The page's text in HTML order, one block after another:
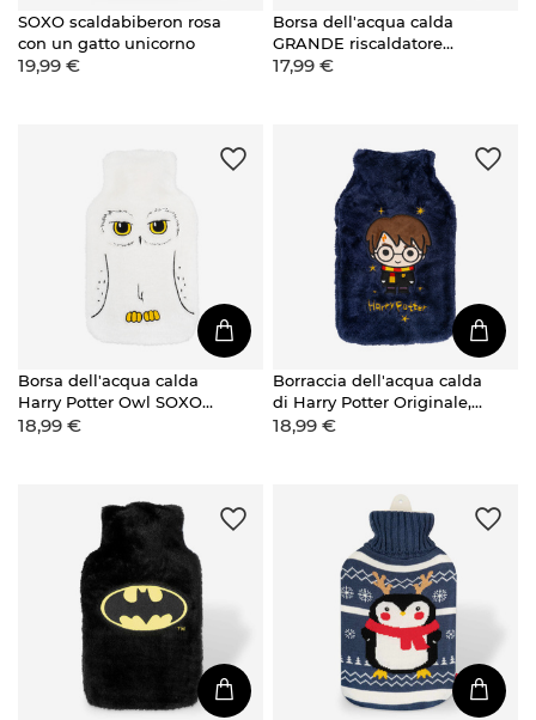
SOXO scaldabiberon rosa
con un gatto unicorno
19,99 €
Borsa dell'acqua calda
GRANDE riscaldatore
SOXO grigio da 1,8 litri in
17,99 €
Borsa dell'acqua calda
Harry Potter Owl SOXO
Prodotto originale della
18,99 €
Borraccia dell'acqua calda
di Harry Potter Originale,
concessa in licenza da
18,99 €